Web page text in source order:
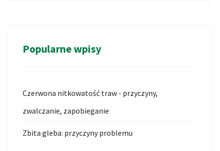
Popularne wpisy
Czerwona nitkowatość traw - przyczyny,
zwalczanie, zapobieganie
Zbita gleba: przyczyny problemu